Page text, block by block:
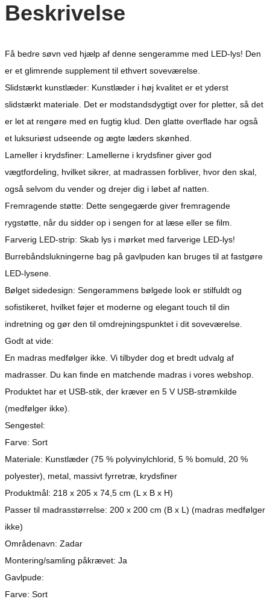
Beskrivelse
Få bedre søvn ved hjælp af denne sengeramme med LED-lys! Den
er et glimrende supplement til ethvert soveværelse.
Slidstærkt kunstlæder: Kunstlæder i høj kvalitet er et yderst
slidstærkt materiale. Det er modstandsdygtigt over for pletter, så det
er let at rengøre med en fugtig klud. Den glatte overflade har også
et luksuriøst udseende og ægte læders skønhed.
Lameller i krydsfiner: Lamellerne i krydsfiner giver god
vægtfordeling, hvilket sikrer, at madrassen forbliver, hvor den skal,
også selvom du vender og drejer dig i løbet af natten.
Fremragende støtte: Dette sengegærde giver fremragende
rygstøtte, når du sidder op i sengen for at læse eller se film.
Farverig LED-strip: Skab lys i mørket med farverige LED-lys!
Burrebåndslukningerne bag på gavlpuden kan bruges til at fastgøre
LED-lysene.
Bølget sidedesign: Sengerammens bølgede look er stilfuldt og
sofistikeret, hvilket føjer et moderne og elegant touch til din
indretning og gør den til omdrejningspunktet i dit soveværelse.
Godt at vide:
En madras medfølger ikke. Vi tilbyder dog et bredt udvalg af
madrasser. Du kan finde en matchende madras i vores webshop.
Produktet har et USB-stik, der kræver en 5 V USB-strømkilde
(medfølger ikke).
Sengestel:
Farve: Sort
Materiale: Kunstlæder (75 % polyvinylchlorid, 5 % bomuld, 20 %
polyester), metal, massivt fyrretræ, krydsfiner
Produktmål: 218 x 205 x 74,5 cm (L x B x H)
Passer til madrasstørrelse: 200 x 200 cm (B x L) (madras medfølger
ikke)
Områdenavn: Zadar
Montering/samling påkrævet: Ja
Gavlpude:
Farve: Sort